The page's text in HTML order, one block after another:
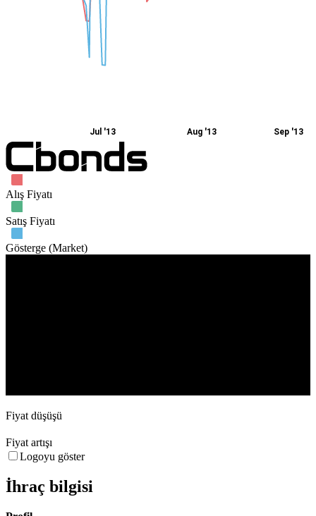
Jul '13 Aug '13 Sep '13
Alış Fiyatı
Satış Fiyatı
Gösterge (Market)
Fiyat düşüşü
Fiyat artışı
Logoyu göster
İhraç bilgisi